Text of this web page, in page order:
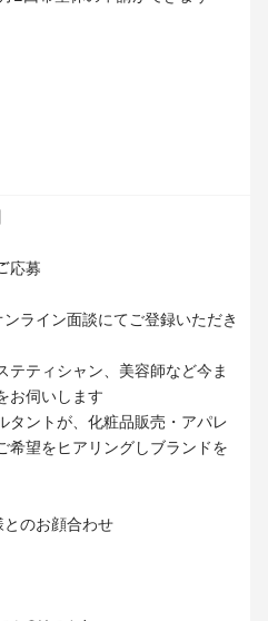
応募
ライン面談にてご登録いただき
テティシャン、美容師など今ま
お伺いします
タントが、化粧品販売・アパレ
希望をヒアリングしブランドを
のお顔合わせ